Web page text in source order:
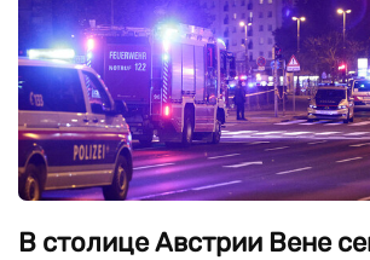
В столице Австрии Вене